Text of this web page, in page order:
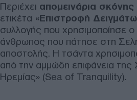
Περιέχει απομεινάρια σκόνης
ετικέτα «Επιστροφή
συλλογής που χρησιμοποίησε
άνθρωπος που πάτησε στη
αποστολής. Η τσάντα
από την αμμώδη επιφάνεια
Ηρεμίας» (Sea of Tranquility).